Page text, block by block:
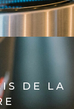
DE LA